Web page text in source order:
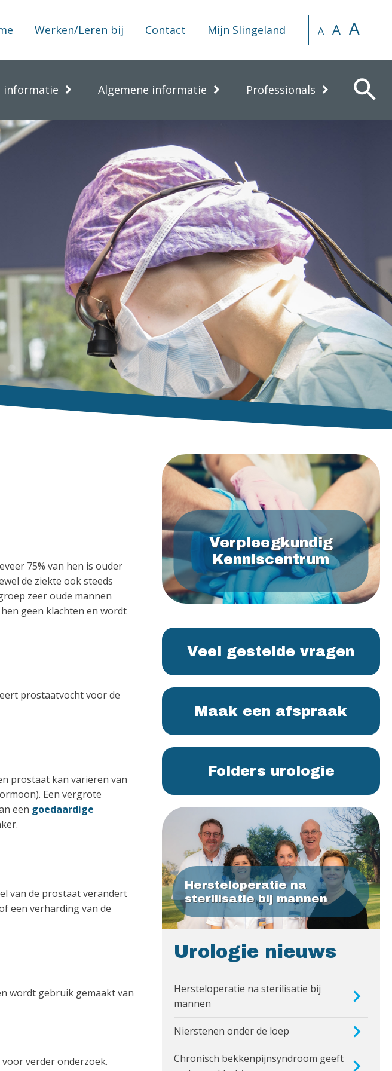
Werken/Leren bij Contact Mijn Slingeland A A A
informatie Algemene informatie Professionals search
75% van hen is ouder
de ziekte ook steeds
zeer oude mannen
geen klachten en wordt
prostaatvocht voor de
prostaat kan variëren van
Een vergrote
een goedaardige
van de prostaat verandert
een verharding van de
wordt gebruik gemaakt van
verder onderzoek.
Verpleegkundig
Kenniscentrum
Veel gestelde vragen
Maak een afspraak
Folders urologie
Hersteloperatie na
sterilisatie bij mannen
Urologie nieuws
Hersteloperatie na sterilisatie bij
mannen
Nierstenen onder de loep
Chronisch bekkenpijnsyndroom geeft